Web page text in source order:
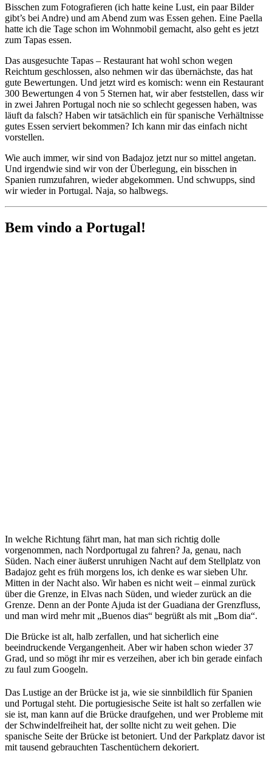
Bisschen zum Fotografieren (ich hatte keine Lust, ein paar Bilder
gibt’s bei Andre) und am Abend zum was Essen gehen. Eine Paella
hatte ich die Tage schon im Wohnmobil gemacht, also geht es jetzt
zum Tapas essen.
Das ausgesuchte Tapas – Restaurant hat wohl schon wegen
Reichtum geschlossen, also nehmen wir das übernächste, das hat
gute Bewertungen. Und jetzt wird es komisch: wenn ein Restaurant
300 Bewertungen 4 von 5 Sternen hat, wir aber feststellen, dass wir
in zwei Jahren Portugal noch nie so schlecht gegessen haben, was
läuft da falsch? Haben wir tatsächlich ein für spanische Verhältnisse
gutes Essen serviert bekommen? Ich kann mir das einfach nicht
vorstellen.
Wie auch immer, wir sind von Badajoz jetzt nur so mittel angetan.
Und irgendwie sind wir von der Überlegung, ein bisschen in
Spanien rumzufahren, wieder abgekommen. Und schwupps, sind
wir wieder in Portugal. Naja, so halbwegs.
Bem vindo a Portugal!
In welche Richtung fährt man, hat man sich richtig dolle
vorgenommen, nach Nordportugal zu fahren? Ja, genau, nach
Süden. Nach einer äußerst unruhigen Nacht auf dem Stellplatz von
Badajoz geht es früh morgens los, ich denke es war sieben Uhr.
Mitten in der Nacht also. Wir haben es nicht weit – einmal zurück
über die Grenze, in Elvas nach Süden, und wieder zurück an die
Grenze. Denn an der Ponte Ajuda ist der Guadiana der Grenzfluss,
und man wird mehr mit „Buenos dias“ begrüßt als mit „Bom dia“.
Die Brücke ist alt, halb zerfallen, und hat sicherlich eine
beeindruckende Vergangenheit. Aber wir haben schon wieder 37
Grad, und so mögt ihr mir es verzeihen, aber ich bin gerade einfach
zu faul zum Googeln.
Das Lustige an der Brücke ist ja, wie sie sinnbildlich für Spanien
und Portugal steht. Die portugiesische Seite ist halt so zerfallen wie
sie ist, man kann auf die Brücke draufgehen, und wer Probleme mit
der Schwindelfreiheit hat, der sollte nicht zu weit gehen. Die
spanische Seite der Brücke ist betoniert. Und der Parkplatz davor ist
mit tausend gebrauchten Taschentüchern dekoriert.